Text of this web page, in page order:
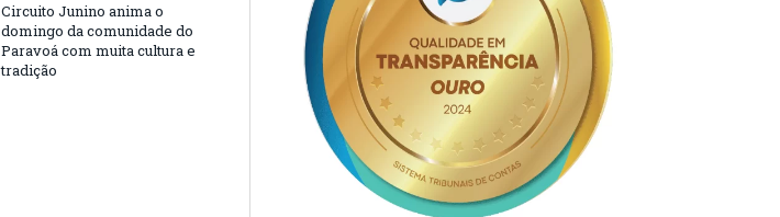
Circuito Junino anima o
domingo da comunidade do
Paravoá com muita cultura e
tradição